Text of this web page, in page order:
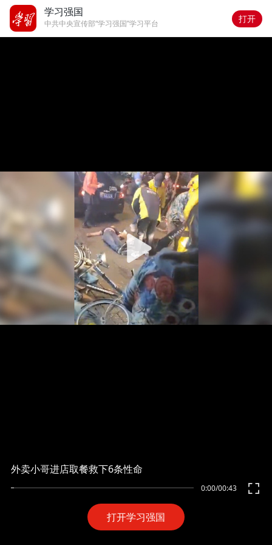
学习强国
中共中央宣传部“学习强国”学习平台 打开
打开学习强国
0:00/00:43
外卖小哥进店取餐救下6条性命